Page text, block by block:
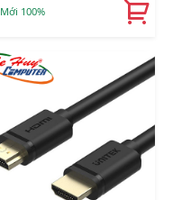
Mới 100%